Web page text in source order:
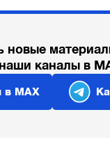
новые
каналы в
в MAX